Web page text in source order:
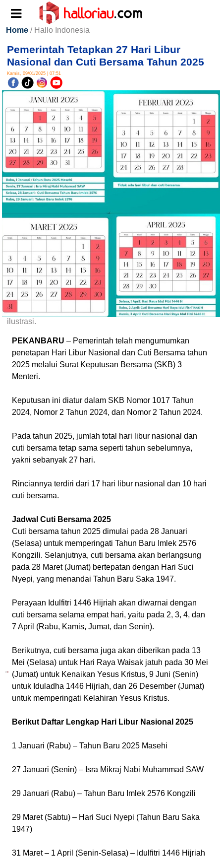
Home / Hallo Indonesia
Pemerintah Tetapkan 27 Hari Libur
Nasional dan Cuti Bersama Tahun 2025
Kamis, 09/01/2025 | 07:51
ilustrasi.
PEKANBARU – Pemerintah telah mengumumkan
penetapan Hari Libur Nasional dan Cuti Bersama tahun
2025 melalui Surat Keputusan Bersama (SKB) 3
Menteri.
Keputusan ini diatur dalam SKB Nomor 1017 Tahun
2024, Nomor 2 Tahun 2024, dan Nomor 2 Tahun 2024.
Pada tahun 2025, jumlah total hari libur nasional dan
cuti bersama tetap sama seperti tahun sebelumnya,
yakni sebanyak 27 hari.
Rinciannya terdiri dari 17 hari libur nasional dan 10 hari
cuti bersama.
Jadwal Cuti Bersama 2025
Cuti bersama tahun 2025 dimulai pada 28 Januari
(Selasa) untuk memperingati Tahun Baru Imlek 2576
Kongzili. Selanjutnya, cuti bersama akan berlangsung
pada 28 Maret (Jumat) bertepatan dengan Hari Suci
Nyepi, yang menandai Tahun Baru Saka 1947.
Perayaan Idulfitri 1446 Hijriah akan diwarnai dengan
cuti bersama selama empat hari, yaitu pada 2, 3, 4, dan
7 April (Rabu, Kamis, Jumat, dan Senin).
Berikutnya, cuti bersama juga akan diberikan pada 13
Mei (Selasa) untuk Hari Raya Waisak jatuh pada 30 Mei
(Jumat) untuk Kenaikan Yesus Kristus, 9 Juni (Senin)
untuk Iduladha 1446 Hijriah, dan 26 Desember (Jumat)
untuk memperingati Kelahiran Yesus Kristus.
Berikut Daftar Lengkap Hari Libur Nasional 2025
1 Januari (Rabu) – Tahun Baru 2025 Masehi
27 Januari (Senin) – Isra Mikraj Nabi Muhammad SAW
29 Januari (Rabu) – Tahun Baru Imlek 2576 Kongzili
29 Maret (Sabtu) – Hari Suci Nyepi (Tahun Baru Saka
1947)
31 Maret – 1 April (Senin-Selasa) – Idulfitri 1446 Hijriah